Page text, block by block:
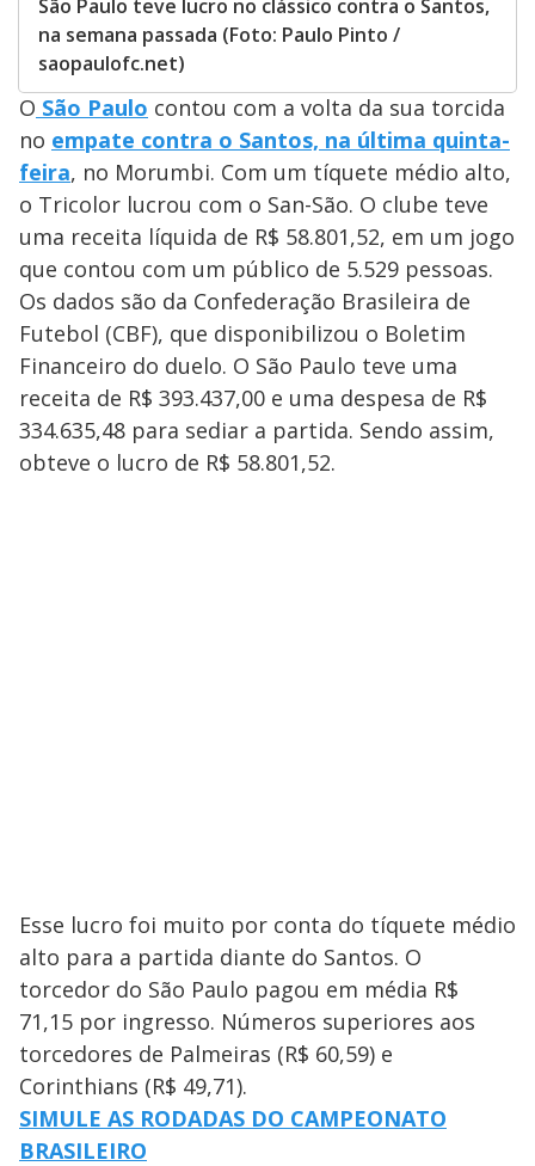
São Paulo teve lucro no clássico contra o Santos,
na semana passada (Foto: Paulo Pinto /
saopaulofc.net)
O São Paulo contou com a volta da sua torcida
no empate contra o Santos, na última quinta-
feira, no Morumbi. Com um tíquete médio alto,
o Tricolor lucrou com o San-São. O clube teve
uma receita líquida de R$ 58.801,52, em um jogo
que contou com um público de 5.529 pessoas.
Os dados são da Confederação Brasileira de
Futebol (CBF), que disponibilizou o Boletim
Financeiro do duelo. O São Paulo teve uma
receita de R$ 393.437,00 e uma despesa de R$
334.635,48 para sediar a partida. Sendo assim,
obteve o lucro de R$ 58.801,52.
Esse lucro foi muito por conta do tíquete médio
alto para a partida diante do Santos. O
torcedor do São Paulo pagou em média R$
71,15 por ingresso. Números superiores aos
torcedores de Palmeiras (R$ 60,59) e
Corinthians (R$ 49,71).
SIMULE AS RODADAS DO CAMPEONATO
BRASILEIRO